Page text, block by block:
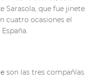
Sarasola, que fue jinete
cuatro ocasiones el
son las tres compañías